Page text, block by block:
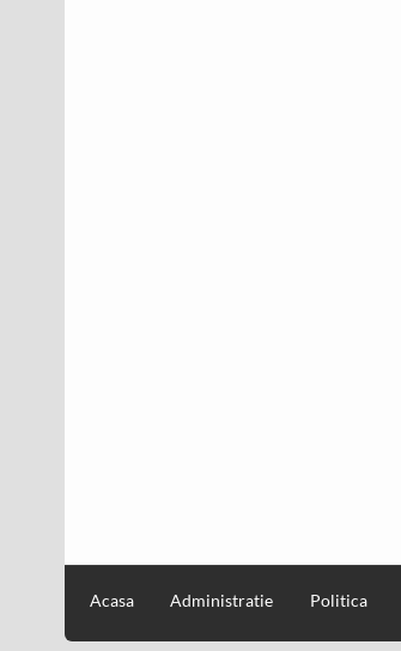
Acasa Administratie Politica